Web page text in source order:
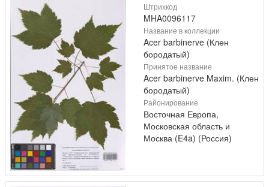
Штрихкод
MHA0096117
Название в коллекции
Acer barbinerve (Клен
бородатый)
Принятое название
Acer barbinerve Maxim. (Клен
бородатый)
Районирование
Восточная Европа,
Московская область и
Москва (E4a) (Россия)